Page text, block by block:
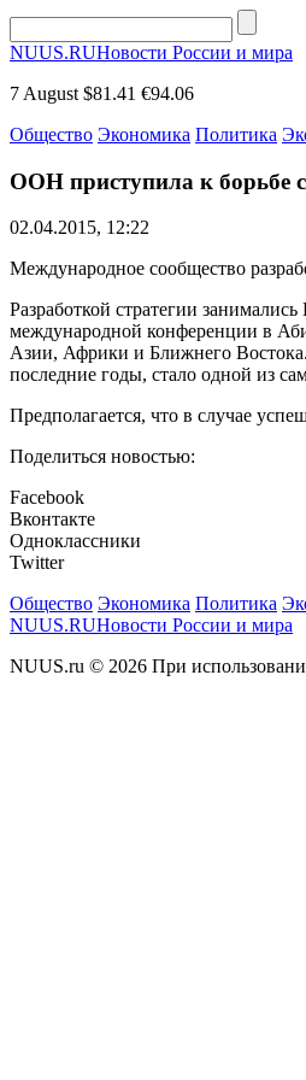
NUUS.RUНовости России и мира
7 August $81.41 €94.06
Общество Экономика Политика
ООН приступила к борьбе
02.04.2015, 12:22
Международное сообщество
Разработкой стратегии
международной конференции в
Азии, Африки и Ближнего Востока.
последние годы, стало одной из
Предполагается, что в случае
Поделиться новостью:
Facebook
Вконтакте
Одноклассники
Twitter
Общество Экономика Политика
NUUS.RUНовости России и мира
NUUS.ru © 2026 При